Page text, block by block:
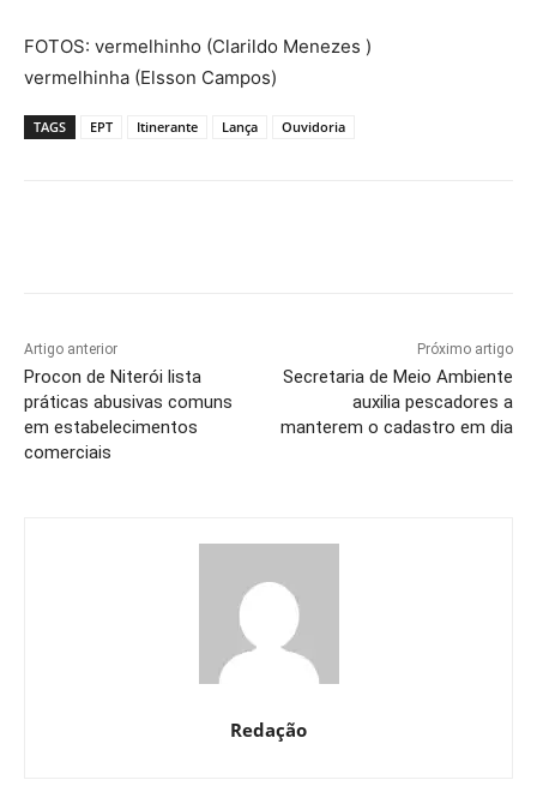
FOTOS: vermelhinho (Clarildo Menezes )
vermelhinha (Elsson Campos)
TAGS EPT Itinerante Lança Ouvidoria
Artigo anterior
Procon de Niterói lista
práticas abusivas comuns
em estabelecimentos
comerciais
Próximo artigo
Secretaria de Meio Ambiente
auxilia pescadores a
manterem o cadastro em dia
Redação